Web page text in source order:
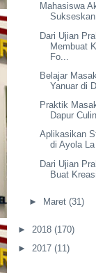
Mahasiswa
Dari Ujian
Membuat
Fo...
Belajar
Yanuar di
Praktik
Dapur
Aplikasikan
di Ayola
Dari Ujian
Buat
► Maret (31)
► 2018 (170)
► 2017 (11)